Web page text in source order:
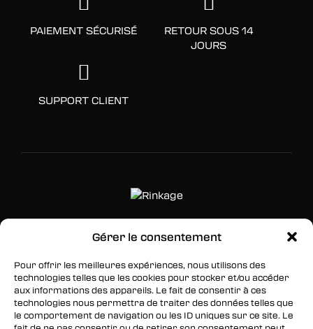
Gérer le consentement
Pour offrir les meilleures expériences, nous utilisons des
technologies telles que les cookies pour stocker et/ou accéder
aux informations des appareils. Le fait de consentir à ces
technologies nous permettra de traiter des données telles que
le comportement de navigation ou les ID uniques sur ce site. Le
PAIEMENT SÉCURISÉ
RETOUR SOUS 14
JOURS
SUPPORT CLIENT
SUIVEZ-NOUS
Facebook
Twitter
Instagram